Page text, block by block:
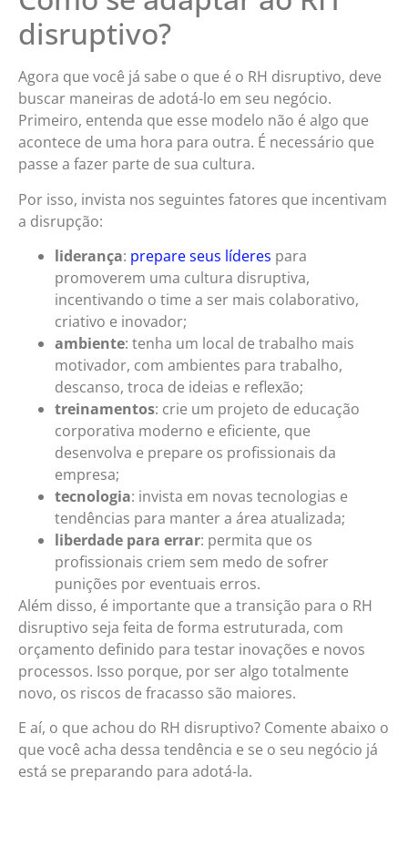
disruptivo?
Agora que você já sabe o que é o RH disruptivo, deve
buscar maneiras de adotá-lo em seu negócio.
Primeiro, entenda que esse modelo não é algo que
acontece de uma hora para outra. É necessário que
passe a fazer parte de sua cultura.
Por isso, invista nos seguintes fatores que incentivam
a disrupção:
liderança: prepare seus líderes para
promoverem uma cultura disruptiva,
incentivando o time a ser mais colaborativo,
criativo e inovador;
ambiente: tenha um local de trabalho mais
motivador, com ambientes para trabalho,
descanso, troca de ideias e reflexão;
treinamentos: crie um projeto de educação
corporativa moderno e eficiente, que
desenvolva e prepare os profissionais da
empresa;
tecnologia: invista em novas tecnologias e
tendências para manter a área atualizada;
liberdade para errar: permita que os
profissionais criem sem medo de sofrer
punições por eventuais erros.
Além disso, é importante que a transição para o RH
disruptivo seja feita de forma estruturada, com
orçamento definido para testar inovações e novos
processos. Isso porque, por ser algo totalmente
novo, os riscos de fracasso são maiores.
E aí, o que achou do RH disruptivo? Comente abaixo o
que você acha dessa tendência e se o seu negócio já
está se preparando para adotá-la.